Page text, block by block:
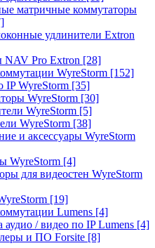
матричные коммутаторы
удлинители Extron
NAV Pro Extron [28]
WyreStorm [152]
IP WyreStorm [35]
WyreStorm [30]
WyreStorm [5]
WyreStorm [38]
и аксессуары WyreStorm
WyreStorm [4]
для видеостен WyreStorm
[19]
Lumens [4]
аудио / видео по IP Lumens [4]
и ПО Forsite [8]